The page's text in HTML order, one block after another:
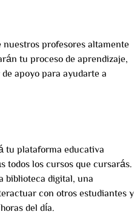
profesores altamente
tu proceso de aprendizaje,
apoyo para ayudarte a
tu plataforma educativa
todos los cursos que cursarás.
biblioteca digital, una
con otros estudiantes y
del día.